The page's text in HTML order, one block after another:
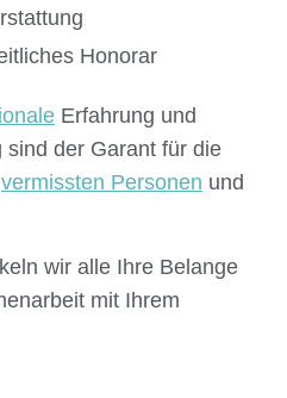
Honorar
Erfahrung und
sind der Garant für die
vermissten Personen und
wir alle Ihre Belange
mit Ihrem